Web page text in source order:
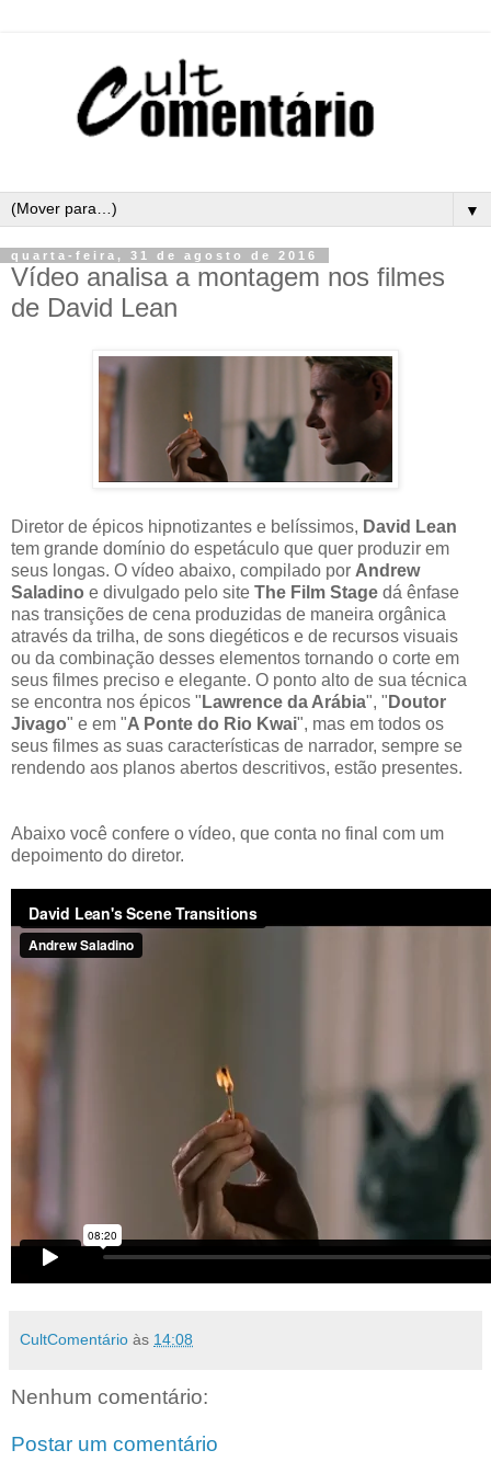
▼
quarta-feira, 31 de agosto de 2016
Vídeo analisa a montagem nos filmes
de David Lean
Diretor de épicos hipnotizantes e belíssimos, David Lean
tem grande domínio do espetáculo que quer produzir em
seus longas. O vídeo abaixo, compilado por Andrew
Saladino e divulgado pelo site The Film Stage dá ênfase
nas transições de cena produzidas de maneira orgânica
através da trilha, de sons diegéticos e de recursos visuais
ou da combinação desses elementos tornando o corte em
seus filmes preciso e elegante. O ponto alto de sua técnica
se encontra nos épicos " Lawrence da Arábia", " Doutor
Jivago" e em "A Ponte do Rio Kwai", mas em todos os
seus filmes as suas características de narrador, sempre se
rendendo aos planos abertos descritivos, estão presentes.
Abaixo você confere o vídeo, que conta no final com um
depoimento do diretor.
CultComentário às 14:08
Nenhum comentário:
Postar um comentário